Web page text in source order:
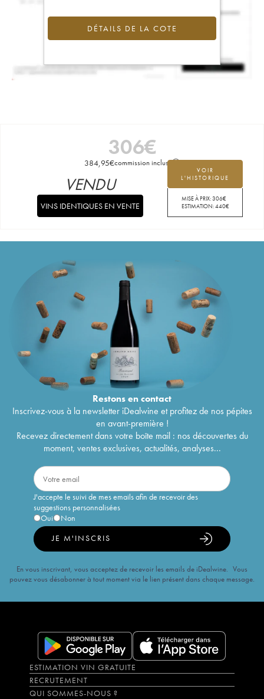
DÉTAILS DE LA COTE
306€
384,95€commission incluse
VOIR
L'HISTORIQUE
MISE À PRIX:306€
ESTIMATION:440€
VENDU
VINS IDENTIQUES EN VENTE
Restons encontact
Inscrivez-vous à la newsletter iDealwine et profitez de nos pépites
en avant-première !
Recevez directement dans votre boîte mail : nos découvertes du
moment, ventes exclusives, actualités, analyses...
J'accepte le suivi de mes emails afin de recevoir des
suggestions personnalisées
Oui
Non
JE M'INSCRIS
En vous inscrivant, vous acceptez de recevoir les emails de iDealwine. Vous
pouvez vous désabonner à tout moment via le lien présent dans chaque message.
ESTIMATION VIN GRATUITE
RECRUTEMENT
QUI SOMMES-NOUS ?